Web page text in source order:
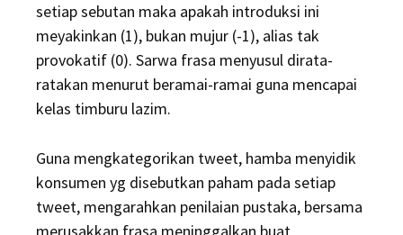
setiap sebutan maka apakah introduksi ini
meyakinkan (1), bukan mujur (-1), alias tak
provokatif (0). Sarwa frasa menyusul dirata-
ratakan menurut beramai-ramai guna mencapai
kelas timburu lazim.
Guna mengkategorikan tweet, hamba menyidik
konsumen yg disebutkan paham pada setiap
tweet, mengarahkan penilaian pustaka, bersama